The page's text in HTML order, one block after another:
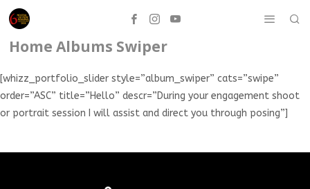
Home Albums Swiper
[whizz_portfolio_slider style=”album_swiper” cats=”swipe”
order=”ASC” title=”Hello” descr=”During your engagement shoot
or portrait session I will assist and direct you through posing”]